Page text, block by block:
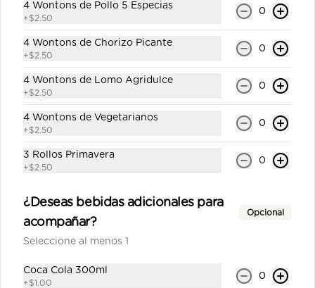
San Felipe con gas 300ml
Agua con gas personal.
$0.65
Sprite 330ml
Gaseosa personal.
4 Wontons de Pollo 5 Especias
+$2.50
0
4 Wontons de Chorizo Picante
+$2.50
0
4 Wontons de Lomo Agridulce
+$2.50
0
4 Wontons de Vegetarianos
+$2.50
0
3 Rollos Primavera
+$2.50
0
¿Deseas bebidas adicionales para
acompañar?
Opcional
Seleccione al menos 1
Coca Cola 300ml
+$1.00
0